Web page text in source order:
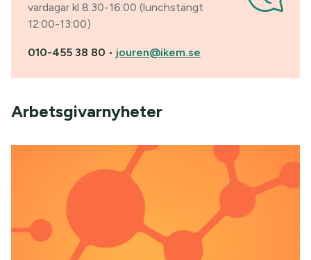
vardagar kl 8:30-16:00 (lunchstängt
12:00-13:00)
010-455 38 80 • jouren@ikem.se
Arbetsgivarnyheter